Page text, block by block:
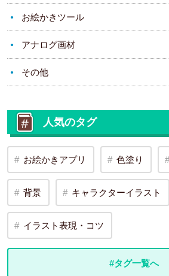
お絵かきツール
アナログ画材
その他
人気のタグ
お絵かきアプリ 色塗り
背景 キャラクターイラスト
イラスト表現・コツ
#タグ一覧へ